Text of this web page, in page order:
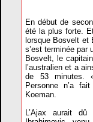
En début de
été la plus forte.
lorsque Bosvelt et
s’est terminée par
Bosvelt, le
l’australien et a
de 53 minutes.
Personne n’a
Koeman.
L’Ajax aurait